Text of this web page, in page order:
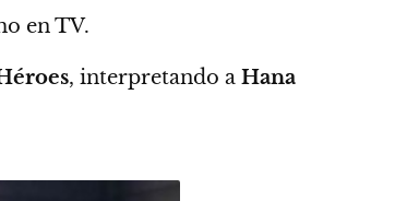
en TV.
, interpretando a Hana